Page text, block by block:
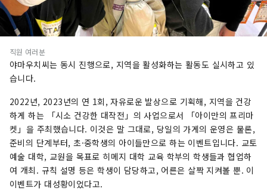
직원 여러분
야마우치씨는 동시 진행으로, 지역을 활성화하는 활동도 실시하고 있
습니다.
2022년, 2023년의 연 1회, 자유로운 발상으로 기획해, 지역을 건강
하게 하는 「시소 건강한 대작전」의 사업으로서 「아이만의 프리마
켓」을 주최했습니다. 이것은 말 그대로, 당일의 가게의 운영은 물론,
준비의 단계부터, 초·중학생의 아이들만으로 하는 이벤트입니다. 교토
예술 대학, 교원을 목표로 히메지 대학 교육 학부의 학생들과 협업하
여 개최. 규칙 설명 등은 학생이 담당하고, 어른은 살짝 지켜볼 뿐. 이
이벤트가 대성황이었다고.